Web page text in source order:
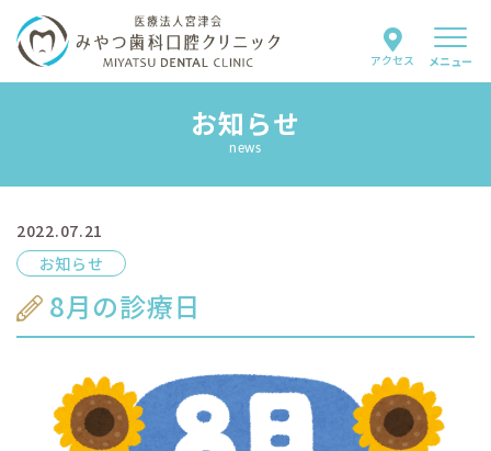
アクセス
お知らせ
news
2022.07.21
お知らせ
8月の診療日
メニュー
診療案内
はじめての方へ
お知らせ